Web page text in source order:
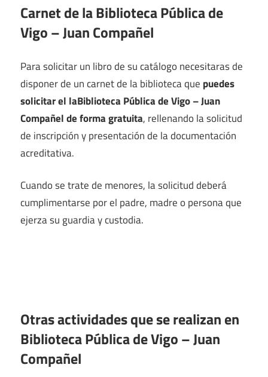
Carnet de la Biblioteca Pública de
Vigo – Juan Compañel
Para solicitar un libro de su catálogo necesitaras de
disponer de un carnet de la biblioteca que puedes
solicitar el laBiblioteca Pública de Vigo – Juan
Compañel de forma gratuita, rellenando la solicitud
de inscripción y presentación de la documentación
acreditativa.
Cuando se trate de menores, la solicitud deberá
cumplimentarse por el padre, madre o persona que
ejerza su guardia y custodia.
Otras actividades que se realizan en
Biblioteca Pública de Vigo – Juan
Compañel